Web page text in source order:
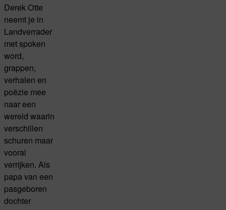
Derek Otte
neemt je in
Landverrader
met spoken
word,
grappen,
verhalen en
poëzie mee
naar een
wereld waarin
verschillen
schuren maar
vooral
verrijken. Als
papa van een
pasgeboren
dochter